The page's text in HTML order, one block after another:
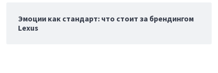
Эмоции как стандарт: что стоит за брендингом
Lexus